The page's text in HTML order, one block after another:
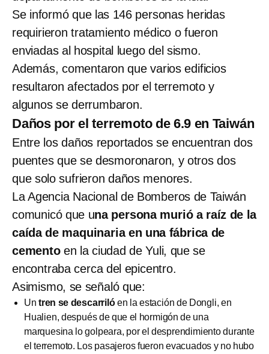
Se informó que las 146 personas heridas
requirieron tratamiento médico o fueron
enviadas al hospital luego del sismo.
Además, comentaron que varios edificios
resultaron afectados por el terremoto y
algunos se derrumbaron.
Daños por el terremoto de 6.9 en Taiwán
Entre los daños reportados se encuentran dos
puentes que se desmoronaron, y otros dos
que solo sufrieron daños menores.
La Agencia Nacional de Bomberos de Taiwán
comunicó que una persona murió a raíz de la
caída de maquinaria en una fábrica de
cementoen la ciudad de Yuli, que se
encontraba cerca del epicentro.
Asimismo, se señaló que:
Un tren se descarrilóen la estación de Dongli, en
Hualien, después de que el hormigón de una
marquesina lo golpeara, por el desprendimiento durante
el terremoto. Los pasajeros fueron evacuados y no hubo